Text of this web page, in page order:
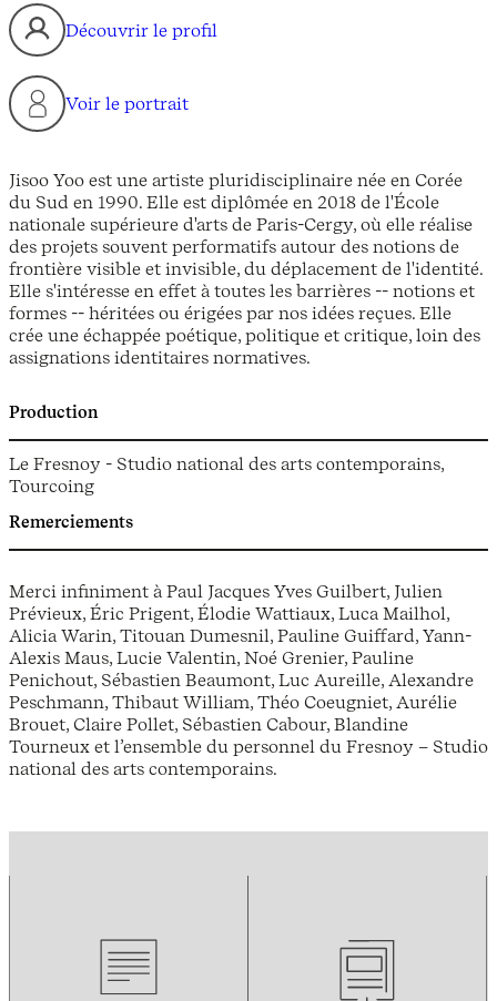
Découvrir le profil
Voir le portrait
Jisoo Yoo est une artiste pluridisciplinaire née en Corée
du Sud en 1990. Elle est diplômée en 2018 de l'École
nationale supérieure d'arts de Paris-Cergy, où elle réalise
des projets souvent performatifs autour des notions de
frontière visible et invisible, du déplacement de l'identité.
Elle s'intéresse en effet à toutes les barrières -- notions et
formes -- héritées ou érigées par nos idées reçues. Elle
crée une échappée poétique, politique et critique, loin des
assignations identitaires normatives.
Production
Le Fresnoy - Studio national des arts contemporains,
Tourcoing
Remerciements
Merci infiniment à Paul Jacques Yves Guilbert, Julien
Prévieux, Éric Prigent, Élodie Wattiaux, Luca Mailhol,
Alicia Warin, Titouan Dumesnil, Pauline Guiffard, Yann-
Alexis Maus, Lucie Valentin, Noé Grenier, Pauline
Penichout, Sébastien Beaumont, Luc Aureille, Alexandre
Peschmann, Thibaut William, Théo Coeugniet, Aurélie
Brouet, Claire Pollet, Sébastien Cabour, Blandine
Tourneux et l’ensemble du personnel du Fresnoy – Studio
national des arts contemporains.